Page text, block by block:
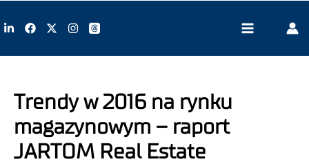
Trendy w 2016 na rynku
magazynowym – raport
JARTOM Real Estate